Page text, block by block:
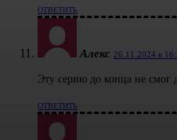
ОТВЕТИТЬ
Алекс 26.11.2024 в
Эту серию до конца не смог
ОТВЕТИТЬ